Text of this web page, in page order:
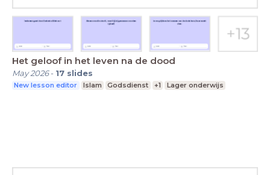
Het geloof in het leven na de dood
May 2026- 17 slides
New lesson editor Islam Godsdienst +1 Lager onderwijs